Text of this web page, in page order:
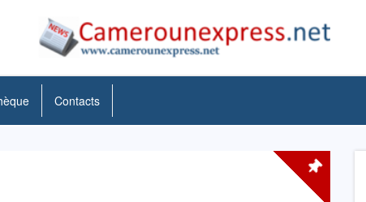
Contacts